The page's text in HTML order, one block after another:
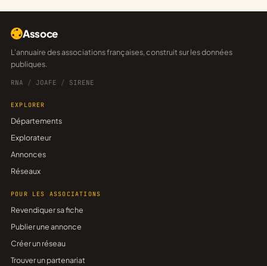
Assoce
L'annuaire des associations françaises, construit sur les données
publiques.
RNA / JOAFE / SIRENE
EXPLORER
Départements
Explorateur
Annonces
Réseaux
POUR LES ASSOCIATIONS
Revendiquer sa fiche
Publier une annonce
Créer un réseau
Trouver un partenariat